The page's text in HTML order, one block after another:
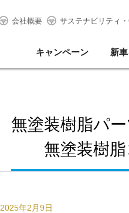
会社概要 サステナビリティ
キャンペーン 新
無塗装樹脂パ
無塗装樹
2025年2月9日